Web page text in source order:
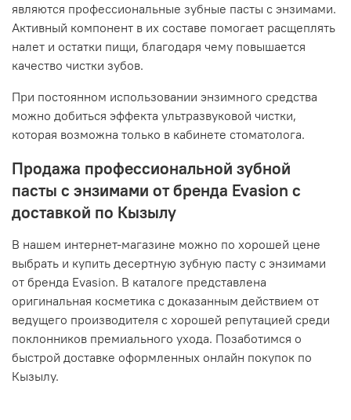
являются профессиональные зубные пасты с энзимами.
Активный компонент в их составе помогает расщеплять
налет и остатки пищи, благодаря чему повышается
качество чистки зубов.
При постоянном использовании энзимного средства
можно добиться эффекта ультразвуковой чистки,
которая возможна только в кабинете стоматолога.
Продажа профессиональной зубной
пасты с энзимами от бренда Evasion с
доставкой по Кызылу
В нашем интернет-магазине можно по хорошей цене
выбрать и купить десертную зубную пасту с энзимами
от бренда Evasion. В каталоге представлена
оригинальная косметика с доказанным действием от
ведущего производителя с хорошей репутацией среди
поклонников премиального ухода. Позаботимся о
быстрой доставке оформленных онлайн покупок по
Кызылу.